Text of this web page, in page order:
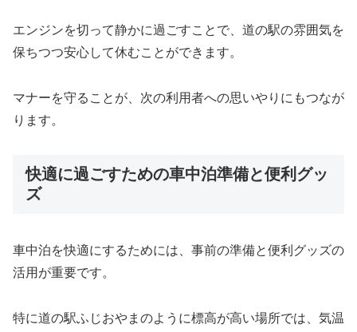
エンジンを切って静かに過ごすことで、道の駅の雰囲気を
保ちつつ安心して休むことができます。
マナーを守ることが、次の利用者への思いやりにもつなが
ります。
快適に過ごすための車中泊準備と便利グッ
ズ
車中泊を快適にするためには、事前の準備と便利グッズの
活用が重要です。
特に道の駅ふじおやまのように標高が高い場所では、気温